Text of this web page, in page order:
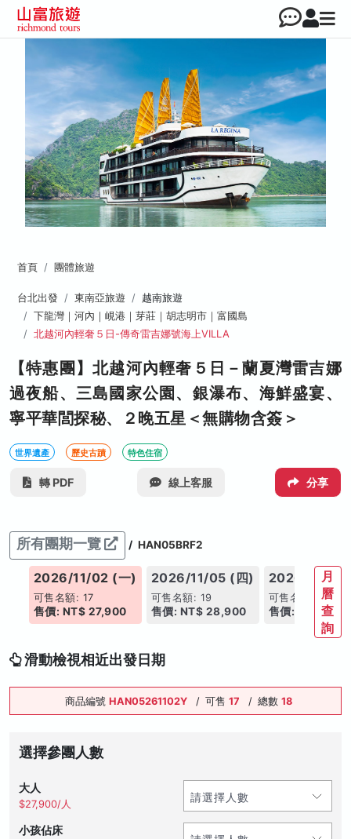
首頁 團體旅遊
台北出發 東南亞旅遊
越南旅遊
下龍灣｜河內｜峴港｜芽莊｜胡志明市｜富國島
北越河內輕奢５日-傳奇雷吉娜號海上VILLA
【特惠團】北越河內輕奢５日－蘭夏灣雷吉娜
過夜船、三島國家公園、銀瀑布、海鮮盛宴、
寧平華閭探秘、２晚五星＜無購物含簽＞
世界遺產 歷史古蹟 特色住宿
轉 PDF 線上客服 分享
所有團期一覽 / HAN05BRF2
2026/11/02 (一)
可售名額: 17
售價: NT$ 27,900
2026/11/05 (四)
可售名額: 19
售價: NT$ 28,900
2026/11/07
可售名額: 17
售價: NT$
月
曆
查
詢
滑動檢視相近出發日期
商品編號 HAN05261102Y / 可售 17 / 總數 18
選擇參團人數
大人
$27,900/人
小孩佔床